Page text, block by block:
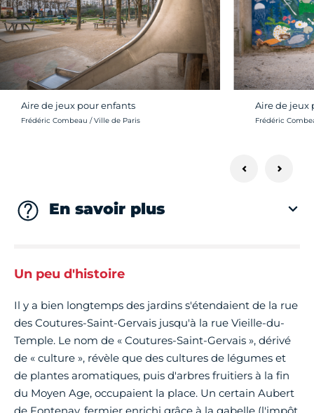
Aire de jeux pour enfants
Crédit photo :
Frédéric Combeau / Ville de Paris
Aire de jeux
Crédit photo :
Frédéric
En savoir plus
Un peu d'histoire
Il y a bien longtemps des jardins s'étendaient de la rue
des Coutures-Saint-Gervais jusqu'à la rue Vieille-du-
Temple. Le nom de « Coutures-Saint-Gervais », dérivé
de « culture », révèle que des cultures de légumes et
de plantes aromatiques, puis d'arbres fruitiers à la fin
du Moyen Age, occupaient la place. Un certain Aubert